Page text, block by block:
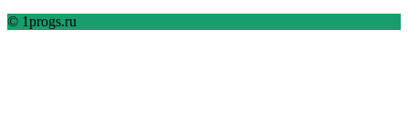
© 1progs.ru